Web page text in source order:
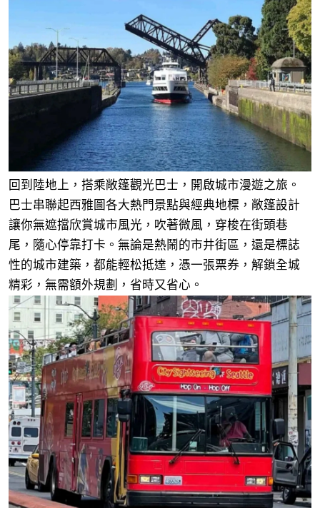
回到陸地上，搭乘敞篷觀光巴士，開啟城市漫遊之旅。
巴士串聯起西雅圖各大熱門景點與經典地標，敞篷設計
讓你無遮擋欣賞城市風光，吹著微風，穿梭在街頭巷
尾，隨心停靠打卡。無論是熱鬧的市井街區，還是標誌
性的城市建築，都能輕松抵達，憑一張票券，解鎖全城
精彩，無需額外規劃，省時又省心。